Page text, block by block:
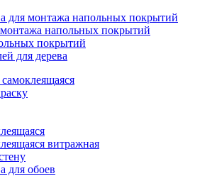
для монтажа напольных покрытий
монтажа напольных покрытий
покрытий
для дерева
витражная
для обоев